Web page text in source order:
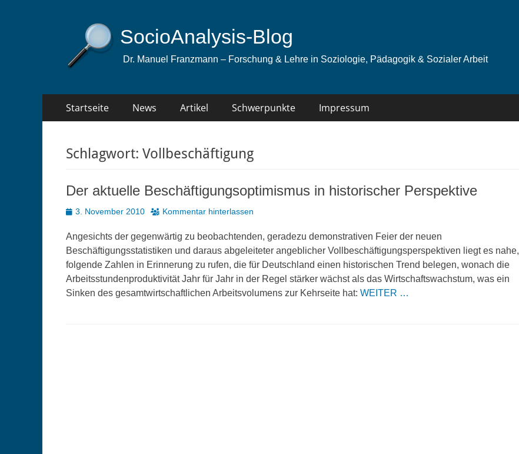
SocioAnalysis-Blog
Dr. Manuel Franzmann – Forschung & Lehre in Soziologie, Pädagogik & Sozialer Arbeit
Primäres
Menü
Inhalt
Startseite News Artikel Schwerpunkte Impressum
Schlagwort: Vollbeschäftigung
Der aktuelle Beschäftigungsoptimismus in historischer Perspektive
Veröffentlicht
3. November 2010 Kommentar hinterlassen
Angesichts der gegenwärtig zu beobachtenden, geradezu demonstrativen Feier der neuen
Beschäftigungsstatistiken und daraus abgeleiteter angeblicher Vollbeschäftigungsperspektiven liegt es nahe,
folgende Zahlen in Erinnerung zu rufen, die für Deutschland einen historischen Trend belegen, wonach die
Arbeitsstundenproduktivität Jahr für Jahr in der Regel stärker wächst als das Wirtschaftswachstum, was ein
Sinken des gesamtwirtschaftlichen Arbeitsvolumens zur Kehrseite hat: WEITER …